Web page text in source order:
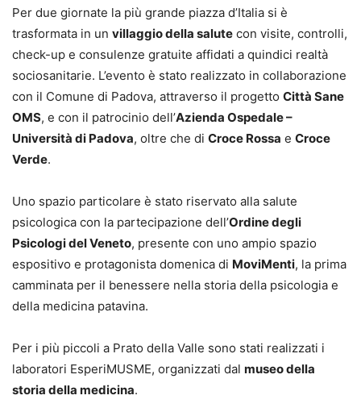
Per due giornate la più grande piazza d’Italia si è
trasformata in un villaggio della salute con visite, controlli,
check-up e consulenze gratuite affidati a quindici realtà
sociosanitarie. L’evento è stato realizzato in collaborazione
con il Comune di Padova, attraverso il progetto Città Sane
OMS, e con il patrocinio dell’Azienda Ospedale –
Università di Padova, oltre che di Croce Rossa e Croce
Verde.
Uno spazio particolare è stato riservato alla salute
psicologica con la partecipazione dell’Ordine degli
Psicologi del Veneto, presente con uno ampio spazio
espositivo e protagonista domenica di MoviMenti, la prima
camminata per il benessere nella storia della psicologia e
della medicina patavina.
Per i più piccoli a Prato della Valle sono stati realizzati i
laboratori EsperiMUSME, organizzati dal museo della
storia della medicina.